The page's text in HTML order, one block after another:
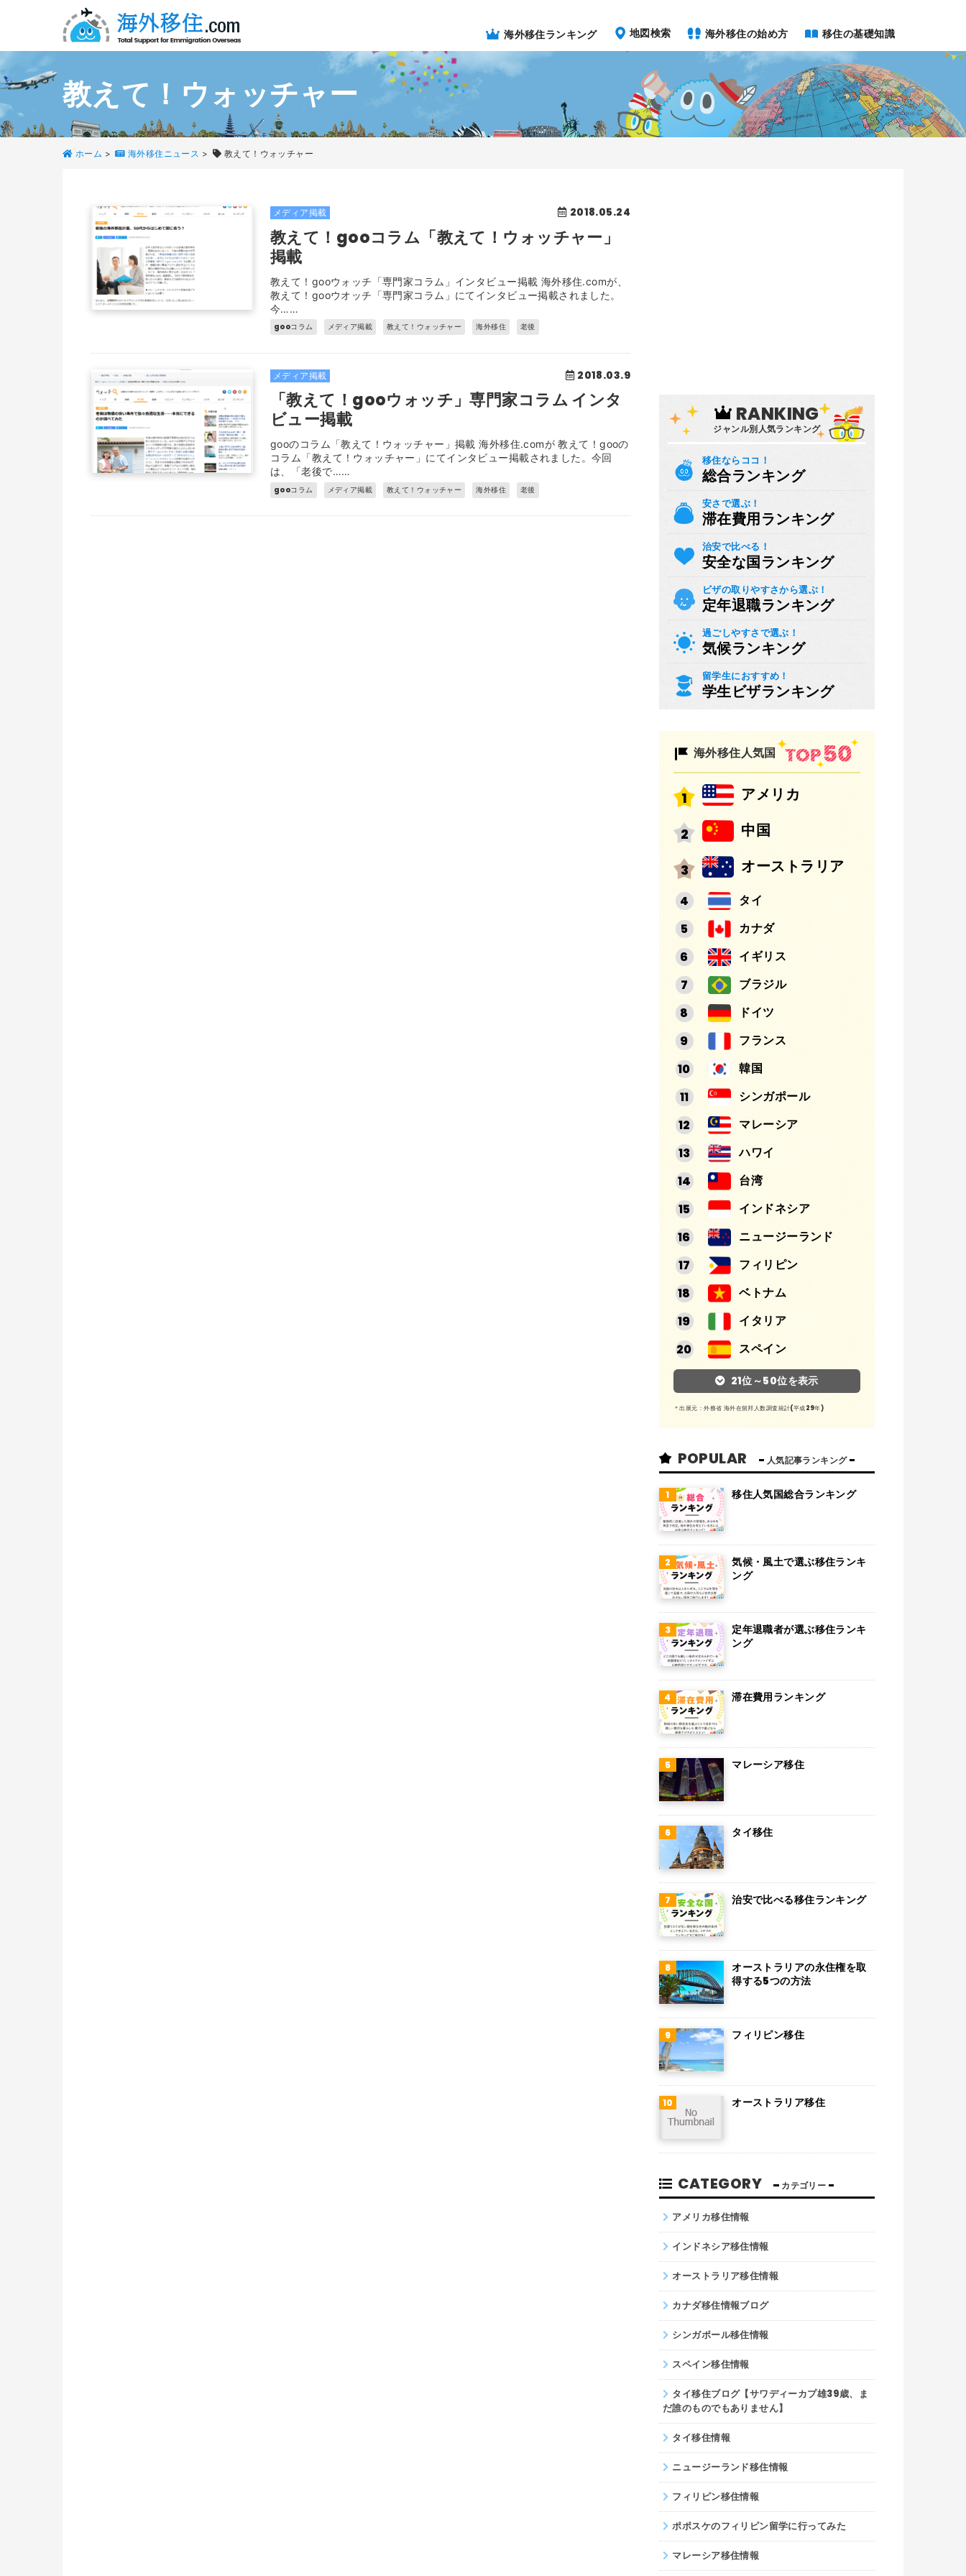
海外移住ランキング 地図検索 海外移住の始め方 移住の基礎知識
教えて！ウォッチャー
ホーム > 海外移住ニュース > 教えて！ウォッチャー
メディア掲載 2018.05.24
教えて！gooコラム「教えて！ウォッチャー」
掲載
教えて！gooウォッチ「専門家コラム」インタビュー掲載 海外移住.comが、
教えて！gooウオッチ「専門家コラム」にてインタビュー掲載されました。
今……
gooコラム メディア掲載 教えて！ウォッチャー 海外移住 老後
メディア掲載 2018.03.9
「教えて！gooウォッチ」専門家コラム インタ
ビュー掲載
gooのコラム「教えて！ウォッチャー」掲載 海外移住.comが 教えて！gooの
コラム「教えて！ウォッチャー」にてインタビュー掲載されました。今回
は、「老後で……
gooコラム メディア掲載 教えて！ウォッチャー 海外移住 老後
RANKING
ジャンル別人気ランキング
移住ならココ！
総合ランキング
安さで選ぶ！
滞在費用ランキング
治安で比べる！
安全な国ランキング
ビザの取りやすさから選ぶ！
定年退職ランキング
過ごしやすさで選ぶ！
気候ランキング
留学生におすすめ！
学生ビザランキング
海外移住人気国
アメリカ
中国
オーストラリア
タイ
カナダ
イギリス
ブラジル
ドイツ
フランス
韓国
シンガポール
マレーシア
ハワイ
台湾
インドネシア
ニュージーランド
フィリピン
ベトナム
イタリア
スペイン
アルゼンチン
メキシコ
スイス
インド
オランダ
グアム
パラグアイ
スウェーデン
ボリビア
ロシア
アイルランド
フィンランド
チェコ
デンマーク
ポーランド
コロンビア
パキスタン
21位～50位を表示
＊出展元：外務省 海外在留邦人数調査統計(平成29年)
POPULAR 人気記事ランキング
移住人気国総合ランキング
気候・風土で選ぶ移住ランキ
ング
定年退職者が選ぶ移住ランキ
ング
滞在費用ランキング
マレーシア移住
タイ移住
治安で比べる移住ランキング
オーストラリアの永住権を取
得する5つの方法
フィリピン移住
オーストラリア移住
CATEGORY カテゴリー
アメリカ移住情報
インドネシア移住情報
オーストラリア移住情報
カナダ移住情報ブログ
シンガポール移住情報
スペイン移住情報
タイ移住ブログ【サワディーカプ雄39歳、ま
だ誰のものでもありません】
タイ移住情報
ニュージーランド移住情報
フィリピン移住情報
ポポスケのフィリピン留学に行ってみた
マレーシア移住情報